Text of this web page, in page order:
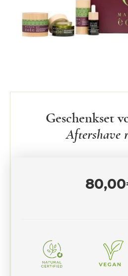
Geschenkset
Aftershave
80,00